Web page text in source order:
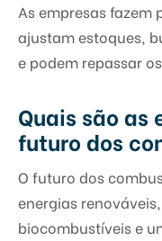
As empresas
ajustam estoques,
e podem repassar
Quais são
futuro dos
O futuro dos
energias
biocombustíveis e